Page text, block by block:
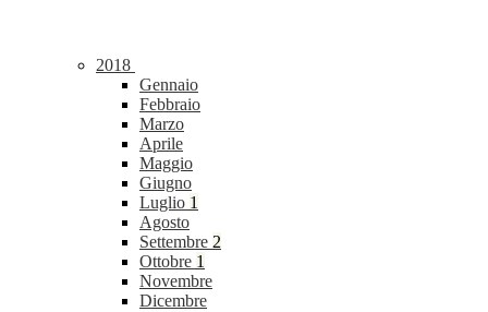
2018
Gennaio
Febbraio
Marzo
Aprile
Maggio
Giugno
Luglio 1
Agosto
Settembre 2
Ottobre 1
Novembre
Dicembre